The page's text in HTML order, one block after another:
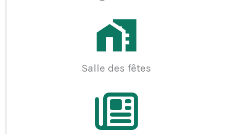
Salle des fêtes